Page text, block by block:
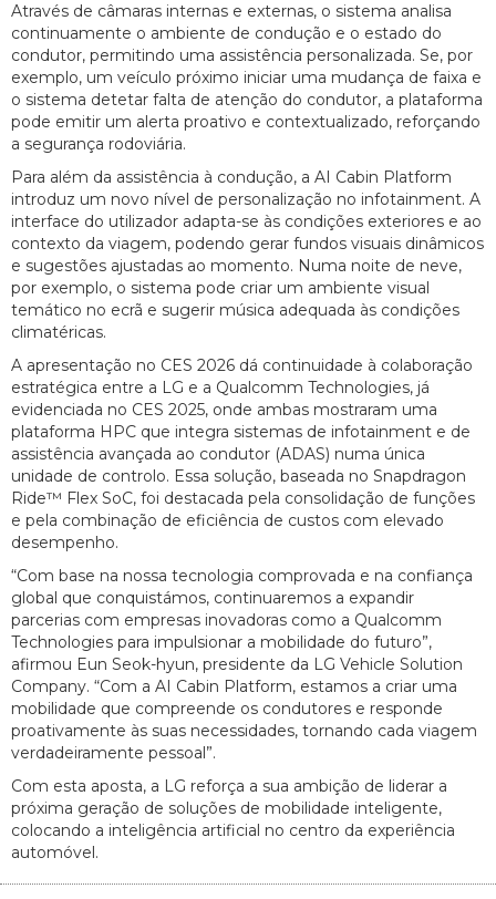
Através de câmaras internas e externas, o sistema analisa
continuamente o ambiente de condução e o estado do
condutor, permitindo uma assistência personalizada. Se, por
exemplo, um veículo próximo iniciar uma mudança de faixa e
o sistema detetar falta de atenção do condutor, a plataforma
pode emitir um alerta proativo e contextualizado, reforçando
a segurança rodoviária.
Para além da assistência à condução, a AI Cabin Platform
introduz um novo nível de personalização no infotainment. A
interface do utilizador adapta-se às condições exteriores e ao
contexto da viagem, podendo gerar fundos visuais dinâmicos
e sugestões ajustadas ao momento. Numa noite de neve,
por exemplo, o sistema pode criar um ambiente visual
temático no ecrã e sugerir música adequada às condições
climatéricas.
A apresentação no CES 2026 dá continuidade à colaboração
estratégica entre a LG e a Qualcomm Technologies, já
evidenciada no CES 2025, onde ambas mostraram uma
plataforma HPC que integra sistemas de infotainment e de
assistência avançada ao condutor (ADAS) numa única
unidade de controlo. Essa solução, baseada no Snapdragon
Ride™ Flex SoC, foi destacada pela consolidação de funções
e pela combinação de eficiência de custos com elevado
desempenho.
“Com base na nossa tecnologia comprovada e na confiança
global que conquistámos, continuaremos a expandir
parcerias com empresas inovadoras como a Qualcomm
Technologies para impulsionar a mobilidade do futuro”,
afirmou Eun Seok-hyun, presidente da LG Vehicle Solution
Company. “Com a AI Cabin Platform, estamos a criar uma
mobilidade que compreende os condutores e responde
proativamente às suas necessidades, tornando cada viagem
verdadeiramente pessoal”.
Com esta aposta, a LG reforça a sua ambição de liderar a
próxima geração de soluções de mobilidade inteligente,
colocando a inteligência artificial no centro da experiência
automóvel.